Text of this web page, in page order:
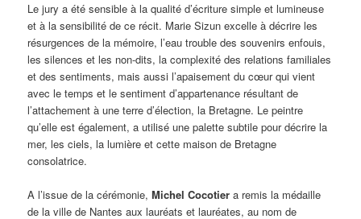
Le jury a été sensible à la qualité d’écriture simple et lumineuse
et à la sensibilité de ce récit. Marie Sizun excelle à décrire les
résurgences de la mémoire, l’eau trouble des souvenirs enfouis,
les silences et les non-dits, la complexité des relations familiales
et des sentiments, mais aussi l’apaisement du cœur qui vient
avec le temps et le sentiment d’appartenance résultant de
l’attachement à une terre d’élection, la Bretagne. Le peintre
qu’elle est également, a utilisé une palette subtile pour décrire la
mer, les ciels, la lumière et cette maison de Bretagne
consolatrice.
A l’issue de la cérémonie,Michel Cocotier a remis la médaille
de la ville de Nantes aux lauréats et lauréates, au nom de